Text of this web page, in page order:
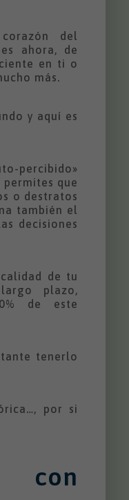
del
ahora, de
en ti o
más.
y aquí es
percibido»
que
o destratos
también el
decisiones
de tu
plazo,
de este
tenerlo
por si
con